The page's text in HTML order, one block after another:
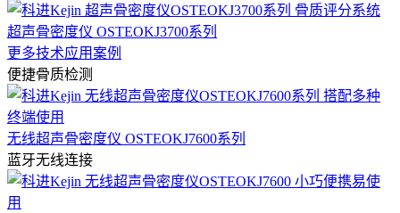
超声骨密度仪 OSTEOKJ3700系列
更多技术应用案例
便捷骨质检测
无线超声骨密度仪 OSTEOKJ7600系列
蓝牙无线连接